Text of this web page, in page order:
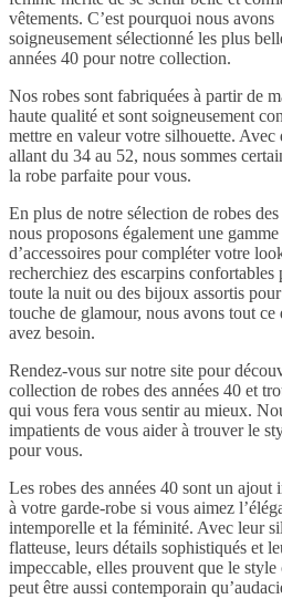
vêtements. C’est pourquoi nous avons
soigneusement sélectionné les plus
années 40 pour notre collection.
Nos robes sont fabriquées à partir de
haute qualité et sont soigneusement
mettre en valeur votre silhouette. Avec
allant du 34 au 52, nous sommes
la robe parfaite pour vous.
En plus de notre sélection de robes des
nous proposons également une
d’accessoires pour compléter votre
recherchiez des escarpins confortables
toute la nuit ou des bijoux assortis
touche de glamour, nous avons tout ce
avez besoin.
Rendez-vous sur notre site pour
collection de robes des années 40 et
qui vous fera vous sentir au mieux.
impatients de vous aider à trouver le
pour vous.
Les robes des années 40 sont un ajout
à votre garde-robe si vous aimez
intemporelle et la féminité. Avec leur
flatteuse, leurs détails sophistiqués et
impeccable, elles prouvent que le style
peut être aussi contemporain